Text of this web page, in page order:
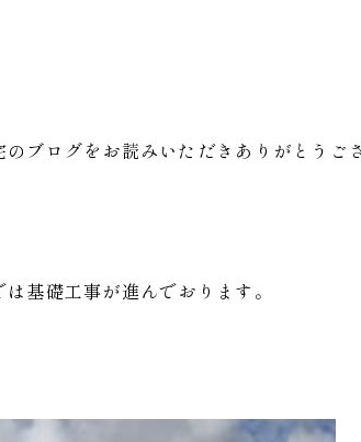
ブログをお読みいただきありがとうご
基礎工事が進んでおります。